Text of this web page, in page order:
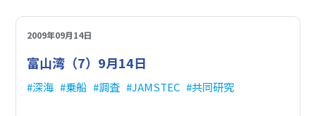
2009年09月14日
富山湾（7） 9月14日
深海 乗船 調査 JAMSTEC 共同研究